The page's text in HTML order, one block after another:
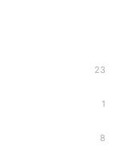
23
1
8